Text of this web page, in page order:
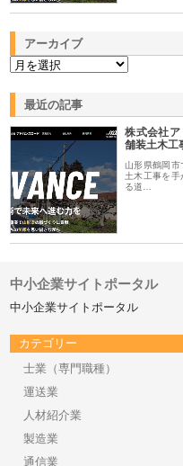
アーカイブ
最近の記事
株式会社
舗装土木工
山形県鶴岡市
土木工事を手
る道…
中小企業サイトポータル
中小企業サイトポータル
カテゴリー
士業（専門職種）
運送業
人材紹介業
製造業
通信業